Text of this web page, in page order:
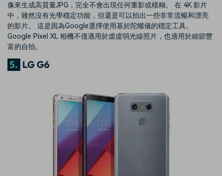
像來生成高質量JPG，完全不會出現任何重影或模糊。 在 4K 影片
中，雖然沒有光學穩定功能，但還是可以拍出一些非常流暢和漂亮
的影片。 這是因為Google選擇使用基於陀螺儀的穩定工具。
Google Pixel XL 相機不僅適用於虛虛弱光線照片，也適用於細節豐
富的自拍。
5. LG G6